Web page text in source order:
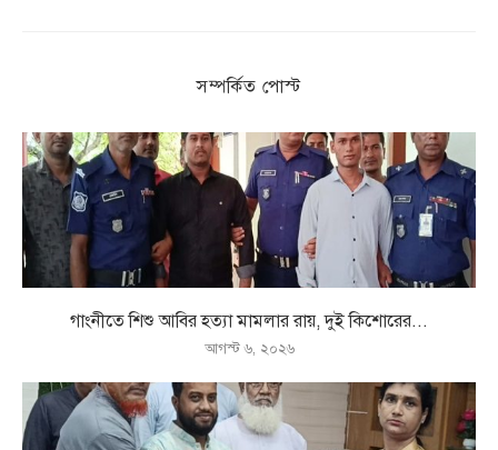
সম্পর্কিত পোস্ট
গাংনীতে শিশু আবির হত্যা মামলার রায়, দুই কিশোরের...
আগস্ট ৬, ২০২৬